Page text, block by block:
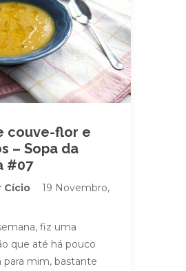
couve-flor e
– Sopa da
#07
Cício
19 Novembro,
fiz uma
que até há pouco
para mim, bastante